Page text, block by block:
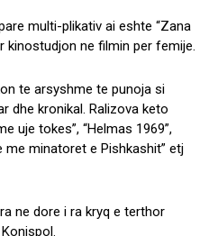
multi-plikativ ai eshte “Zana
kinostudjon ne filmin per femije.
te arsyshme te punoja si
dhe kronikal. Ralizova keto
uje tokes”, “Helmas 1969”,
me minatoret e Pishkashit” etj
ne dore i ra kryq e terthor